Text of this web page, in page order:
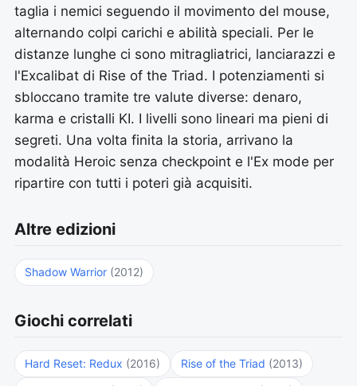
taglia i nemici seguendo il movimento del mouse,
alternando colpi carichi e abilità speciali. Per le
distanze lunghe ci sono mitragliatrici, lanciarazzi e
l'Excalibat di Rise of the Triad. I potenziamenti si
sbloccano tramite tre valute diverse: denaro,
karma e cristalli KI. I livelli sono lineari ma pieni di
segreti. Una volta finita la storia, arrivano la
modalità Heroic senza checkpoint e l'Ex mode per
ripartire con tutti i poteri già acquisiti.
Altre edizioni
Shadow Warrior (2012)
Giochi correlati
Hard Reset: Redux (2016) Rise of the Triad (2013)